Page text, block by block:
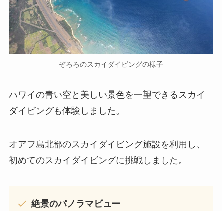
ぞろろのスカイダイビングの様子
ハワイの青い空と美しい景色を一望できるスカイ
ダイビングも体験しました。
オアフ島北部のスカイダイビング施設を利用し、
初めてのスカイダイビングに挑戦しました。
絶景のパノラマビュー